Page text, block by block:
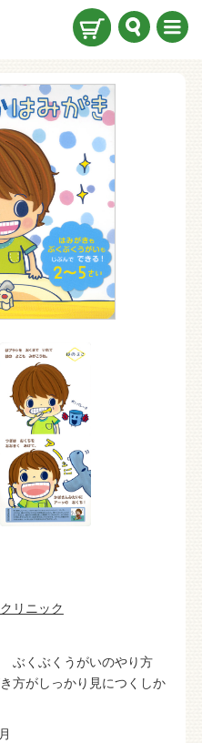
リニック
ぶくぶくうがいのやり方
方がしっかり見につくしか